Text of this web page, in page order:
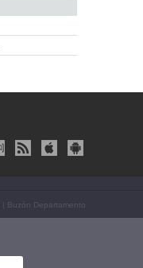
Buzón Departamento